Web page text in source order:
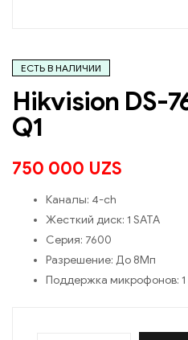
ЕСТЬ В НАЛИЧИИ
Hikvision DS-
Q1
750 000 UZS
Каналы: 4-ch
Жесткий диск: 1 SATA
Серия: 7600
Разрешение: До 8Мп
Поддержка микрофонов: